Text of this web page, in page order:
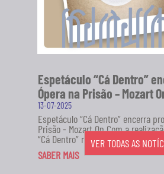
Espetáculo “Cá Dentro”
Ópera na Prisão – Mozart
13-07-2025
Espetáculo “Cá Dentro” encerra
Prisão - Mozart On Com a
“Cá Dentro” no...
SABER MAIS
VER TODAS AS